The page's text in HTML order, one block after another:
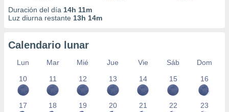
Duración del día 14h 11m
Luz diurna restante 13h 14m
Calendario lunar
Lun Mar Mié Jue Vie Sáb
Dom
10
11 12 13 14 15 16
17 18 19 20 21 22 23